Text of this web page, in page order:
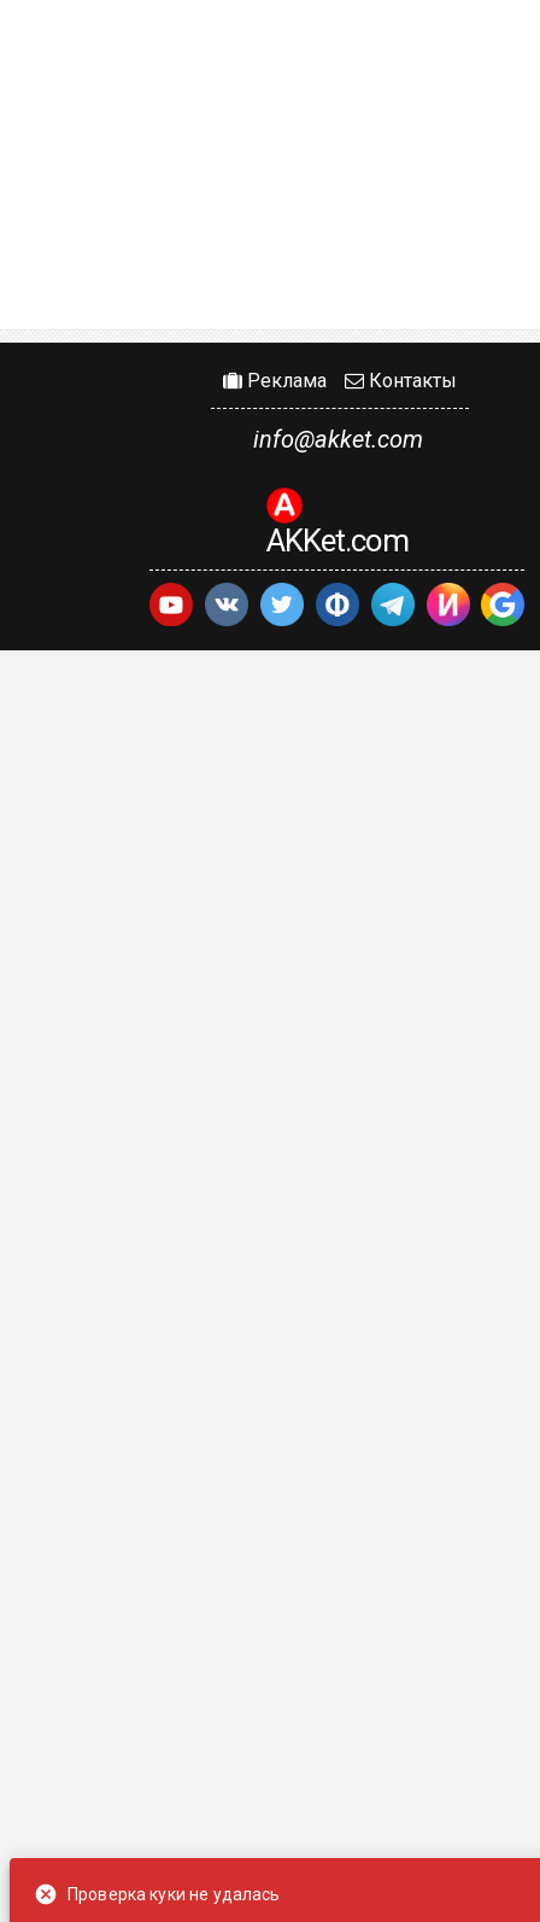
Проверка куки не удалась
Реклама Контакты
info@akket.com
AKKet.com